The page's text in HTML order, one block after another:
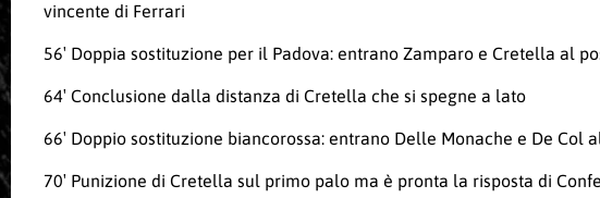
vincente di Ferrari
56′ Doppia sostituzione per il Padova: entrano Zamparo e Cretella al
64′ Conclusione dalla distanza di Cretella che si spegne a lato
66′ Doppio sostituzione biancorossa: entrano Delle Monache e De Col
70′ Punizione di Cretella sul primo palo ma è pronta la risposta di